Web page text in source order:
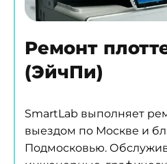
Ремонт
(ЭйчПи)
SmartLab выполняет
выездом по Москве и
Подмосковью.